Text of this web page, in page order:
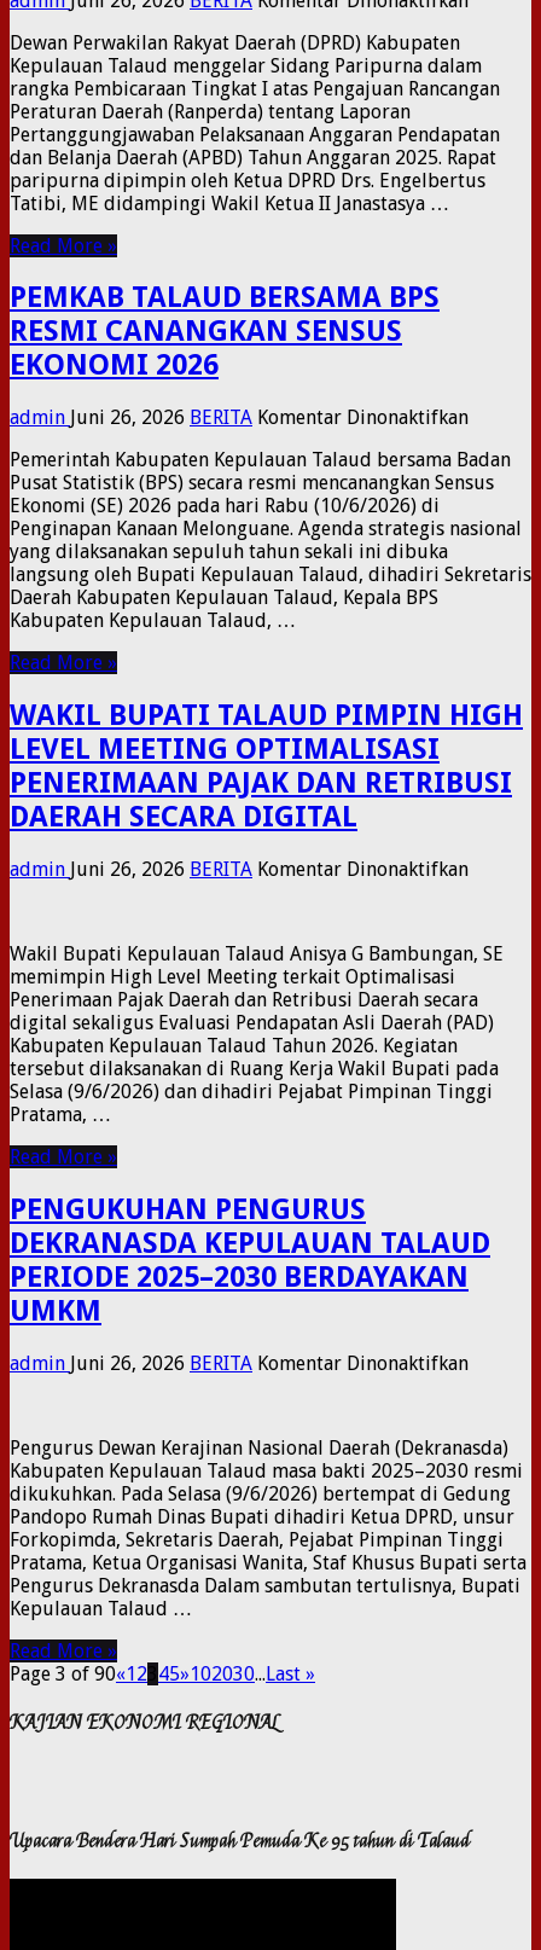
TITAH
APBD
​Dewan Perwakilan Rakyat Daerah (DPRD) Kabupaten
Kepulauan Talaud menggelar Sidang Paripurna dalam
rangka Pembicaraan Tingkat I atas Pengajuan Rancangan
Peraturan Daerah (Ranperda) tentang Laporan
Pertanggungjawaban Pelaksanaan Anggaran Pendapatan
dan Belanja Daerah (APBD) Tahun Anggaran 2025. Rapat
paripurna dipimpin oleh Ketua DPRD Drs. Engelbertus
Tatibi, ME didampingi Wakil Ketua II Janastasya …
Read More »
PEMKAB TALAUD BERSAMA BPS
RESMI CANANGKAN SENSUS
EKONOMI 2026
admin Juni 26, 2026 BERITA Komentar Dinonaktifkanpada
TALAUD
RESMI
SENSUS
Pemerintah Kabupaten Kepulauan Talaud bersama Badan
Pusat Statistik (BPS) secara resmi mencanangkan Sensus
Ekonomi (SE) 2026 pada hari Rabu (10/6/2026) di
Penginapan Kanaan Melonguane. Agenda strategis nasional
yang dilaksanakan sepuluh tahun sekali ini dibuka
langsung oleh Bupati Kepulauan Talaud, dihadiri Sekretaris
Daerah Kabupaten Kepulauan Talaud, Kepala BPS
Kabupaten Kepulauan Talaud, …
Read More »
WAKIL BUPATI TALAUD PIMPIN HIGH
LEVEL MEETING OPTIMALISASI
PENERIMAAN PAJAK DAN RETRIBUSI
DAERAH SECARA DIGITAL
admin Juni 26, 2026 BERITA Komentar Dinonaktifkanpada
PIMPIN
LEVEL
PAJAK
Wakil Bupati Kepulauan Talaud Anisya G Bambungan, SE
memimpin High Level Meeting terkait Optimalisasi
Penerimaan Pajak Daerah dan Retribusi Daerah secara
digital sekaligus Evaluasi Pendapatan Asli Daerah (PAD)
Kabupaten Kepulauan Talaud Tahun 2026. Kegiatan
tersebut dilaksanakan di Ruang Kerja Wakil Bupati pada
Selasa (9/6/2026) dan dihadiri Pejabat Pimpinan Tinggi
Pratama, …
Read More »
PENGUKUHAN PENGURUS
DEKRANASDA KEPULAUAN TALAUD
PERIODE 2025–2030 BERDAYAKAN
UMKM
admin Juni 26, 2026 BERITA Komentar Dinonaktifkanpada
TALAUD
2025–
2030
UMKM
​Pengurus Dewan Kerajinan Nasional Daerah (Dekranasda)
Kabupaten Kepulauan Talaud masa bakti 2025–2030 resmi
dikukuhkan. Pada Selasa (9/6/2026) bertempat di Gedung
Pandopo Rumah Dinas Bupati dihadiri Ketua DPRD, unsur
Forkopimda, Sekretaris Daerah, Pejabat Pimpinan Tinggi
Pratama, Ketua Organisasi Wanita, Staf Khusus Bupati serta
Pengurus Dekranasda ​Dalam sambutan tertulisnya, Bupati
Kepulauan Talaud …
Read More »
Page 3 of 90«12 45»102030...Last »
KAJIAN EKONOMI REGIONAL
Upacara Bendera Hari Sumpah Pemuda Ke 95 tahun di Talaud